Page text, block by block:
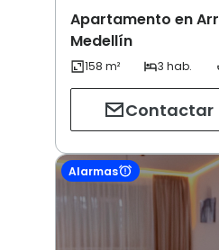
Apartamento en
Medellín
Contactar
Alarmas